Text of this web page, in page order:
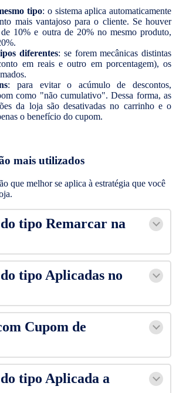
tipo: o sistema aplica automaticamente
mais vantajoso para o cliente. Se houver
10% e outra de 20% no mesmo produto,
diferentes: se forem mecânicas distintas
em reais e outro em porcentagem), os
: para evitar o acúmulo de descontos,
como "não cumulativo". Dessa forma, as
da loja são desativadas no carrinho e o
o benefício do cupom.
mais utilizados
que melhor se aplica à estratégia que você
tipo Remarcar na
tipo Aplicadas no
Cupom de
tipo Aplicada a